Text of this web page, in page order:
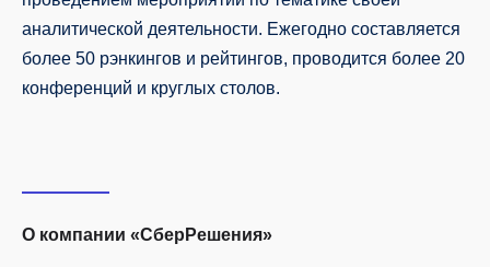
аналитической деятельности. Ежегодно составляется
более 50 рэнкингов и рейтингов, проводится более 20
конференций и круглых столов.
О компании «СберРешения»